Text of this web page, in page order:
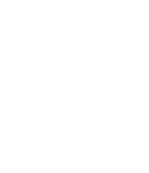
unterhalb des
ist, dass das Dach
war das Polster nass,
anders